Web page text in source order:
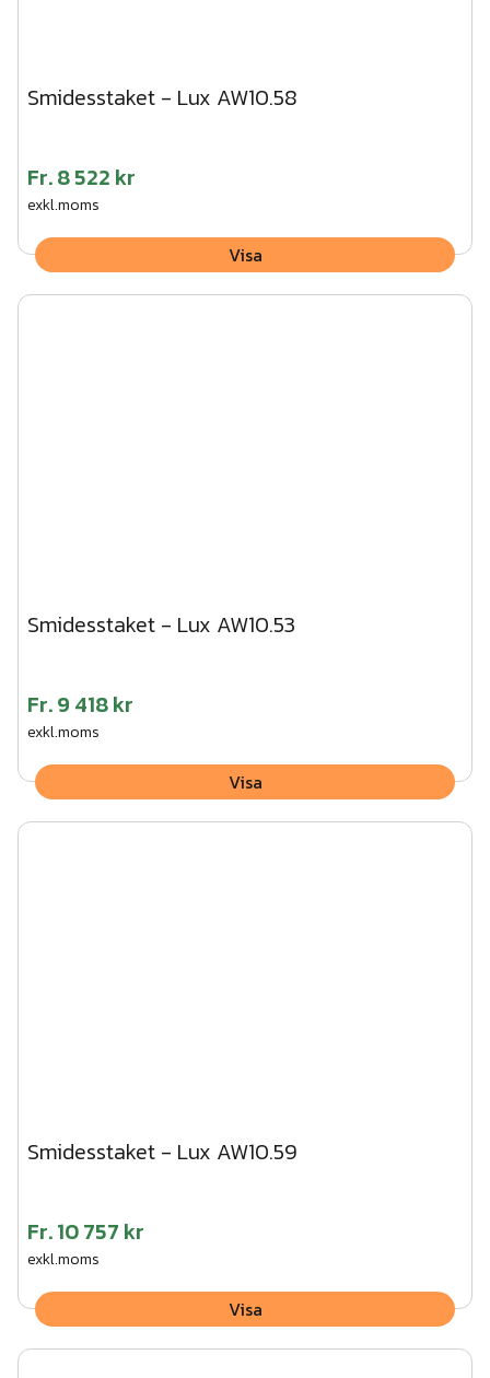
Smidesstaket - Lux AW10.58
Fr.8 522 kr
exkl.moms
Visa
Smidesstaket - Lux AW10.53
Fr.9 418 kr
exkl.moms
Visa
Smidesstaket - Lux AW10.59
Fr.10 757 kr
exkl.moms
Visa